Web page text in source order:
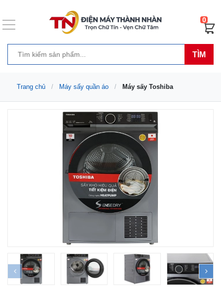
TÌM
0
Trang chủ Máy sấy quần áo Máy sấy Toshiba
prev